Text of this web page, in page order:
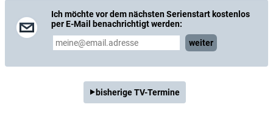
Ich möchte vor dem nächsten Serienstart kostenlos
per E-Mail benachrichtigt werden:
weiter
bisherige TV-Termine